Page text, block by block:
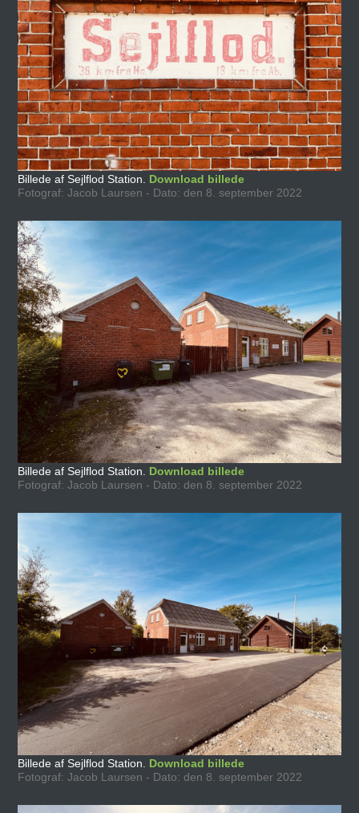
Billede af Sejlflod Station. Download billede
Fotograf: Jacob Laursen - Dato: den 8. september 2022
Billede af Sejlflod Station. Download billede
Fotograf: Jacob Laursen - Dato: den 8. september 2022
Billede af Sejlflod Station. Download billede
Fotograf: Jacob Laursen - Dato: den 8. september 2022